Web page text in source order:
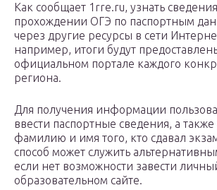
Как сообщает 1rre.ru, узнать
прохождении ОГЭ по паспортным
через другие ресурсы в сети
например, итоги будут
официальном портале каждого
региона.
Для получения информации
ввести паспортные сведения, а также
фамилию и имя того, кто сдавал
способ может служить
если нет возможности завести
образовательном сайте.